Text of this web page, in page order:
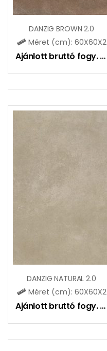
DANZIG BROWN 2.0
Méret (cm): 60X60X2
Ajánlott bruttó fogy. ár:
DANZIG NATURAL 2.0
Méret (cm): 60X60X2
Ajánlott bruttó fogy. ár: